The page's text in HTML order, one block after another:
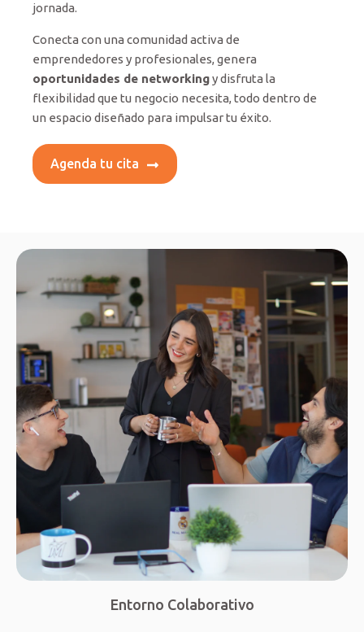
jornada.
Conecta con una comunidad activa de
emprendedores y profesionales, genera
oportunidades de networkingy disfruta la
flexibilidad que tu negocio necesita, todo dentro de
un espacio diseñado para impulsar tu éxito.
Agenda tu cita
Entorno Colaborativo